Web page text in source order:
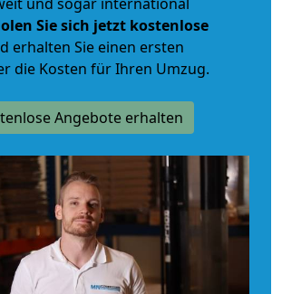
Sie sich jetzt kostenlose
erhalten Sie einen ersten
die Kosten für Ihren Umzug.
Angebote erhalten